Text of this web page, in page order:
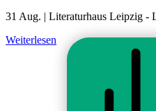
31 Aug. | Literaturhaus Leipzig -
Weiterlesen